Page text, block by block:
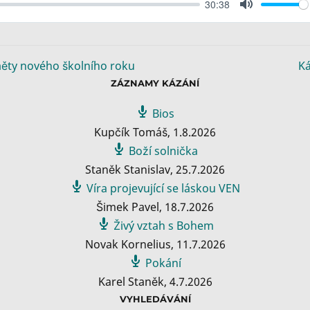
30:38
M
u
nového školního roku
ZÁZNAMY KÁZÁNÍ
Bios
Kupčík Tomáš, 1.8.2026
Boží solnička
Staněk Stanislav, 25.7.2026
Víra projevující se láskou VEN
Šimek Pavel, 18.7.2026
Živý vztah s Bohem
Novak Kornelius, 11.7.2026
Pokání
Karel Staněk, 4.7.2026
VYHLEDÁVÁNÍ